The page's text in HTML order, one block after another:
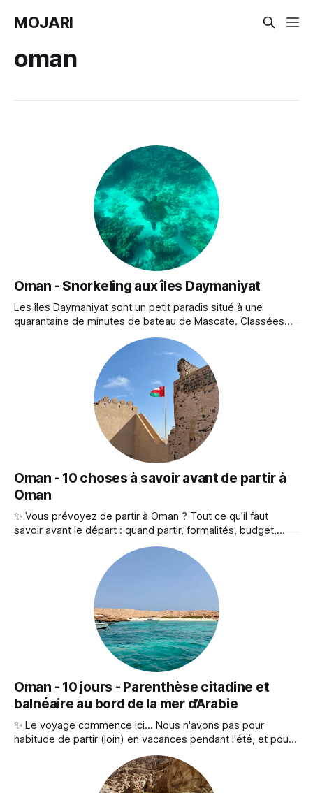
MOJARI
oman
Oman - Snorkeling aux îles Daymaniyat
Les îles Daymaniyat sont un petit paradis situé à une
quarantaine de minutes de bateau de Mascate. Classées
réserve naturelle, elles sont réputées pour leurs eaux
turquoise, leurs coraux préservés et leurs tortues de mer.
C’est une sortie incontournable à Oman, que vous soyez
amateur de snorkeling, de plongée
Oman - 10 choses à savoir avant de partir à
Oman
✨ Vous prévoyez de partir à Oman ? Tout ce qu’il faut
savoir avant le départ : quand partir, formalités, budget,
coutumes, gastronomie… Un condensé d’infos pratiques
pour préparer votre voyage. 1 - Quand partir ? Mascate et
Oman - 10 jours - Parenthèse citadine et
balnéaire au bord de la mer d’Arabie
✨ Le voyage commence ici... Nous n'avons pas pour
habitude de partir (loin) en vacances pendant l'été, et pour
causes : les prix flambent et les destinations sont saturées.
Mais nous avions envie d’un séjour reposant avant la
rentrée, sans courir, sans planning chargé. Asie, Afrique,